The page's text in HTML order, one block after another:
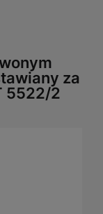
za
5522/2